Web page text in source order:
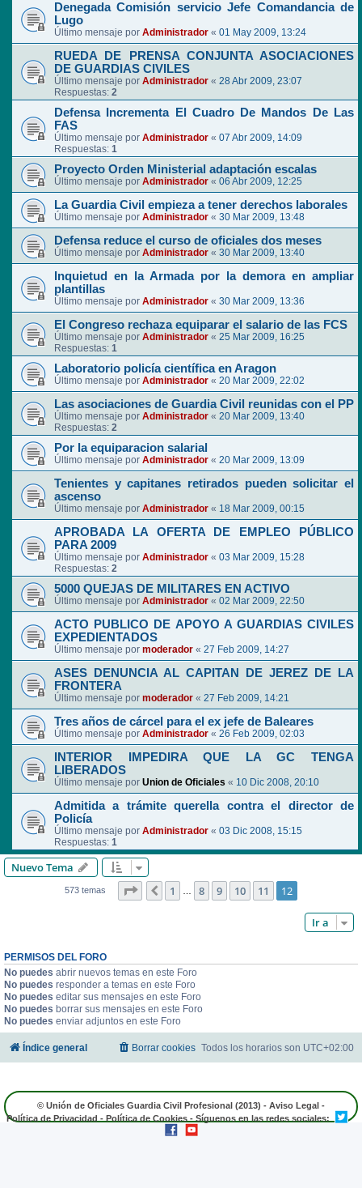
Denegada Comisión servicio Jefe Comandancia de
Lugo
Último mensaje por Administrador « 01 May 2009, 13:24
RUEDA DE PRENSA CONJUNTA ASOCIACIONES
DE GUARDIAS CIVILES
Último mensaje por Administrador « 28 Abr 2009, 23:07
Respuestas: 2
Defensa Incrementa El Cuadro De Mandos De Las
FAS
Último mensaje por Administrador « 07 Abr 2009, 14:09
Respuestas: 1
Proyecto Orden Ministerial adaptación escalas
Último mensaje por Administrador « 06 Abr 2009, 12:25
La Guardia Civil empieza a tener derechos laborales
Último mensaje por Administrador « 30 Mar 2009, 13:48
Defensa reduce el curso de oficiales dos meses
Último mensaje por Administrador « 30 Mar 2009, 13:40
Inquietud en la Armada por la demora en ampliar
plantillas
Último mensaje por Administrador « 30 Mar 2009, 13:36
El Congreso rechaza equiparar el salario de las FCS
Último mensaje por Administrador « 25 Mar 2009, 16:25
Respuestas: 1
Laboratorio policía científica en Aragon
Último mensaje por Administrador « 20 Mar 2009, 22:02
Las asociaciones de Guardia Civil reunidas con el PP
Último mensaje por Administrador « 20 Mar 2009, 13:40
Respuestas: 2
Por la equiparacion salarial
Último mensaje por Administrador « 20 Mar 2009, 13:09
Tenientes y capitanes retirados pueden solicitar el
ascenso
Último mensaje por Administrador « 18 Mar 2009, 00:15
APROBADA LA OFERTA DE EMPLEO PÚBLICO
PARA 2009
Último mensaje por Administrador « 03 Mar 2009, 15:28
Respuestas: 2
5000 QUEJAS DE MILITARES EN ACTIVO
Último mensaje por Administrador « 02 Mar 2009, 22:50
ACTO PUBLICO DE APOYO A GUARDIAS CIVILES
EXPEDIENTADOS
Último mensaje por moderador « 27 Feb 2009, 14:27
ASES DENUNCIA AL CAPITAN DE JEREZ DE LA
FRONTERA
Último mensaje por moderador « 27 Feb 2009, 14:21
Tres años de cárcel para el ex jefe de Baleares
Último mensaje por Administrador « 26 Feb 2009, 02:03
INTERIOR IMPEDIRA QUE LA GC TENGA
LIBERADOS
Último mensaje por Union de Oficiales « 10 Dic 2008, 20:10
Admitida a trámite querella contra el director de
Policía
Último mensaje por Administrador « 03 Dic 2008, 15:15
Respuestas: 1
Nuevo Tema
573 temas Página 12de12
Anterior
1 … 8 9 10 11 12
Ir a
PERMISOS DEL FORO
No puedes abrir nuevos temas en este Foro
No puedes responder a temas en este Foro
No puedes editar sus mensajes en este Foro
No puedes borrar sus mensajes en este Foro
No puedes enviar adjuntos en este Foro
Índice general Todos los horarios son UTC+02:00
Borrar cookies
© Unión de Oficiales Guardia Civil Profesional (2013) - Aviso Legal -
Política de Privacidad-Política de Cookies- Síguenos en las redes sociales: